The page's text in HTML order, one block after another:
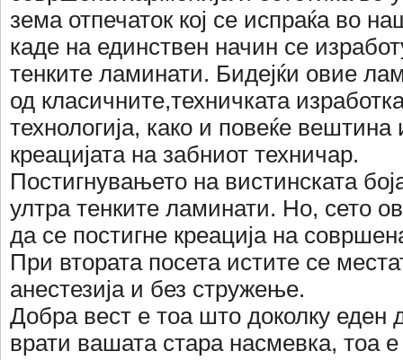
зема отпечаток кој се испраќа во
каде на единствен начин се
тенките ламинати. Бидејќи овие
од класичните,техничката
технологија, како и повеќе вештина
креацијата на забниот техничар.
Постигнувањето на вистинската
ултра тенките ламинати. Но, сето
да се постигне креација на
При втората посета истите се
анестезија и без стружење.
Добра вест е тоа што доколку еден
врати вашата стара насмевка, тоа